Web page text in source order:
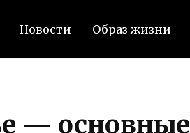
Новости Образ жизни
— основные